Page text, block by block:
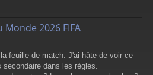
2026 FIFA
feuille de match. J'ai hâte de voir ce
dans les règles.